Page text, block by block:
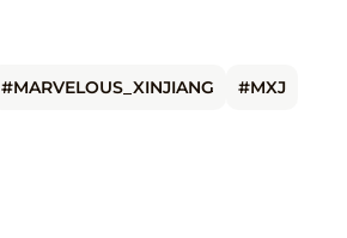
#MARVELOUS_XINJIANG #MXJ